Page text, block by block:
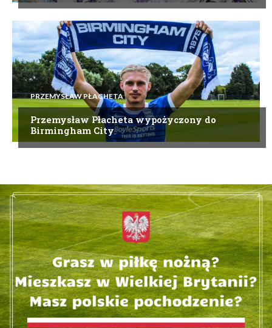
PRZEMYSŁAW PŁACHETA
Przemysław Płacheta wypożyczony do
Birmingham City